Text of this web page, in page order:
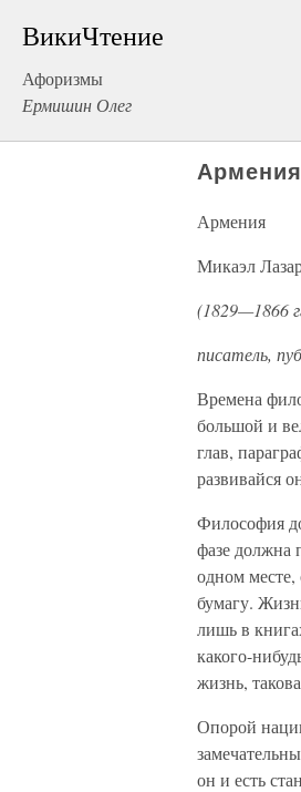
ВикиЧтение
Афоризмы
Ермишин Олег
Армения
Армения
Микаэл
(1829—1866
писатель,
Времена
большой и
глав,
развивайся
Философия
фазе должна
одном
бумагу.
лишь в
какого-
жизнь,
Опорой
он и есть